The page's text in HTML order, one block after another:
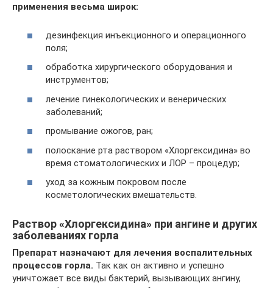
применения весьма широк:
дезинфекция инъекционного и операционного
поля;
обработка хирургического оборудования и
инструментов;
лечение гинекологических и венерических
заболеваний;
промывание ожогов, ран;
полоскание рта раствором «Хлоргексидина» во
время стоматологических и ЛОР – процедур;
уход за кожным покровом после
косметологических вмешательств.
Раствор «Хлоргексидина» при ангине и других
заболеваниях горла
Препарат назначают для лечения воспалительных
процессов горла. Так как он активно и успешно
уничтожает все виды бактерий, вызывающих ангину,